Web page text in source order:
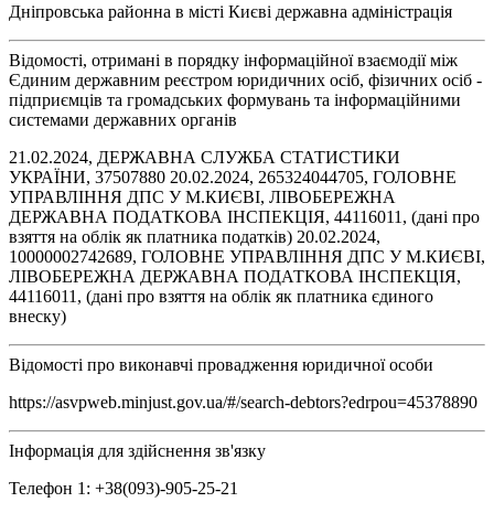
Дніпровська районна в місті Києві державна адміністрація
Відомості, отримані в порядку інформаційної взаємодії між
Єдиним державним реєстром юридичних осіб, фізичних осіб -
підприємців та громадських формувань та інформаційними
системами державних органів
21.02.2024, ДЕРЖАВНА СЛУЖБА СТАТИСТИКИ
УКРАЇНИ, 37507880 20.02.2024, 265324044705, ГОЛОВНЕ
УПРАВЛІННЯ ДПС У М.КИЄВІ, ЛІВОБЕРЕЖНА
ДЕРЖАВНА ПОДАТКОВА ІНСПЕКЦІЯ, 44116011, (дані про
взяття на облік як платника податків) 20.02.2024,
10000002742689, ГОЛОВНЕ УПРАВЛІННЯ ДПС У М.КИЄВІ,
ЛІВОБЕРЕЖНА ДЕРЖАВНА ПОДАТКОВА ІНСПЕКЦІЯ,
44116011, (дані про взяття на облік як платника єдиного
внеску)
Відомості про виконавчі провадження юридичної особи
https://asvpweb.minjust.gov.ua/#/search-debtors?edrpou=45378890
Інформація для здійснення зв'язку
Телефон 1: +38(093)-905-25-21